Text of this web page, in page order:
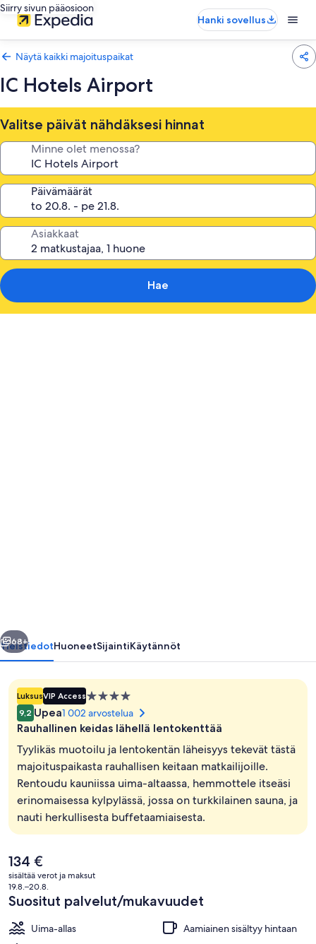
Siirry sivun pääosioon
Hanki sovellus
Näytä kaikki majoituspaikat
IC Hotels Airport
Valitse päivät nähdäksesi hinnat
Minne olet menossa?
Päivämäärät
Asiakkaat
Hae
Sisäuima-allas, ulkouima-allas,
Seuraava
68+
YleistiedotHuoneetSijaintiKäytännöt
LuksusVIP Access4.0
tähden
majoituspaikka
9,2 Upea1 002 arvostelua
Rauhallinen keidas lähellä lentokenttää
Tyylikäs muotoilu ja lentokentän läheisyys tekevät tästä
majoituspaikasta rauhallisen keitaan matkailijoille.
Rentoudu kauniissa uima-altaassa, hemmottele itseäsi
erinomaisessa kylpylässä, jossa on turkkilainen sauna, ja
nauti herkullisesta buffetaamiaisesta.
Nykyinen
hinta
on
134 €
134 €
sisältää verot ja maksut
19.8.–20.8.
Suositut palvelut/mukavuudet
Uima-allas
Aamiainen sisältyy hintaan